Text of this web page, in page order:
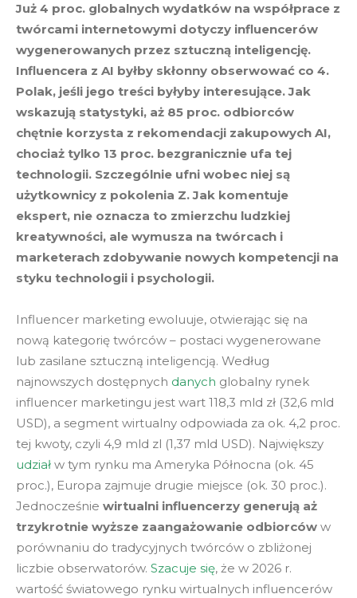
Już 4 proc. globalnych wydatków na współprace z
twórcami internetowymi dotyczy influencerów
wygenerowanych przez sztuczną inteligencję.
Influencera z AI byłby skłonny obserwować co 4.
Polak, jeśli jego treści byłyby interesujące. Jak
wskazują statystyki, aż 85 proc. odbiorców
chętnie korzysta z rekomendacji zakupowych AI,
chociaż tylko 13 proc. bezgranicznie ufa tej
technologii. Szczególnie ufni wobec niej są
użytkownicy z pokolenia Z. Jak komentuje
ekspert, nie oznacza to zmierzchu ludzkiej
kreatywności, ale wymusza na twórcach i
marketerach zdobywanie nowych kompetencji na
styku technologii i psychologii.
Influencer marketing ewoluuje, otwierając się na
nową kategorię twórców – postaci wygenerowane
lub zasilane sztuczną inteligencją. Według
najnowszych dostępnych danych globalny rynek
influencer marketingu jest wart 118,3 mld zł (32,6 mld
USD), a segment wirtualny odpowiada za ok. 4,2 proc.
tej kwoty, czyli 4,9 mld zl (1,37 mld USD). Największy
udział w tym rynku ma Ameryka Północna (ok. 45
proc.), Europa zajmuje drugie miejsce (ok. 30 proc.).
Jednocześnie wirtualni influencerzy generują aż
trzykrotnie wyższe zaangażowanie odbiorców w
porównaniu do tradycyjnych twórców o zbliżonej
liczbie obserwatorów. Szacuje się, że w 2026 r.
wartość światowego rynku wirtualnych influencerów